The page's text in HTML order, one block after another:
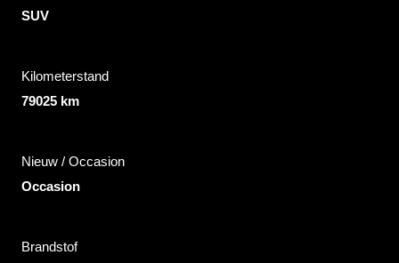
SUV
Kilometerstand
79025 km
Nieuw / Occasion
Occasion
Brandstof